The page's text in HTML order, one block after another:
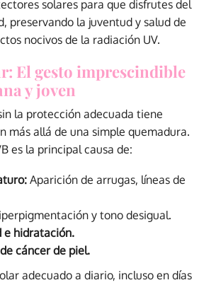
solares para que disfrutes del
preservando la juventud y salud de
nocivos de la radiación UV.
El gesto imprescindible
y joven
la protección adecuada tiene
más allá de una simple quemadura.
es la principal causa de:
Aparición de arrugas, líneas de
y tono desigual.
e hidratación.
cáncer de piel.
adecuado a diario, incluso en días